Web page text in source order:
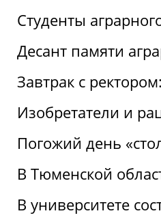
Студенты
Десант памяти
Завтрак с
Изобретатели и
Погожий день
В Тюменской
В университете